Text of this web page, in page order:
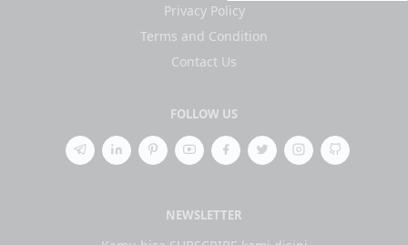
Privacy Policy
Terms and Condition
Contact Us
FOLLOW US
NEWSLETTER